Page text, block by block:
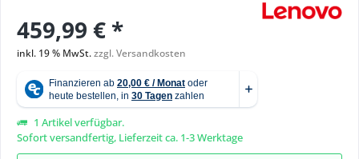
459,99 € *
inkl. 19 % MwSt.zzgl. Versandkosten
1 Artikel verfügbar.
Sofort versandfertig, Lieferzeit ca. 1-3 Werktage